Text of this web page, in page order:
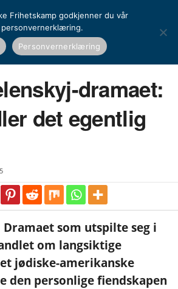
Trump/Zelenskyj-dramaet: Hva handler det egentlig
dramaet:
det egentlig
Dramaet som utspilte seg i
om langsiktige
jødiske-amerikanske
den personlige fiendskapen
Frihetskamp godkjenner du vår
personvernerklæring.
Personvernerklæring